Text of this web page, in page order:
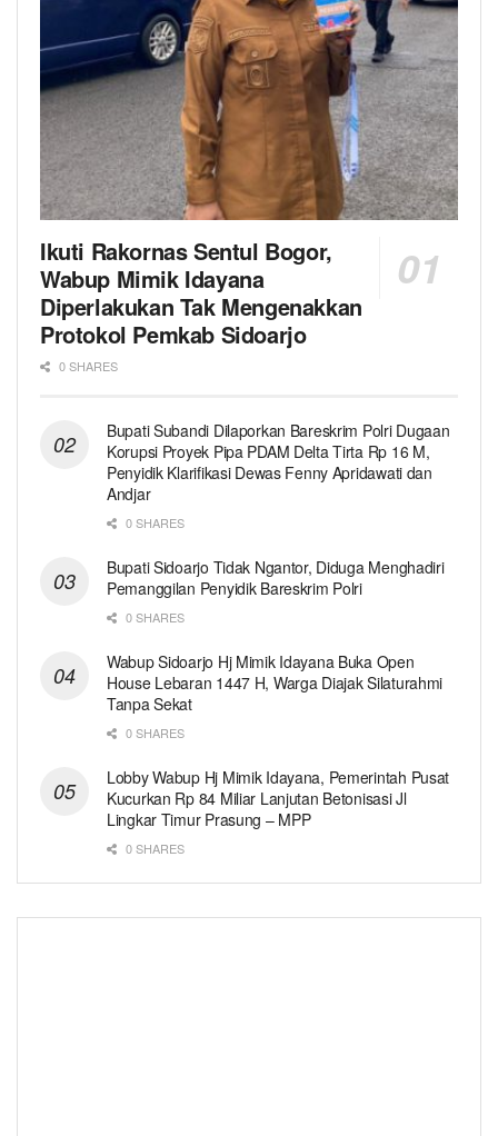
Ikuti Rakornas Sentul Bogor,
Wabup Mimik Idayana
Diperlakukan Tak Mengenakkan
Protokol Pemkab Sidoarjo
0 SHARES
Bupati Subandi Dilaporkan Bareskrim Polri Dugaan
Korupsi Proyek Pipa PDAM Delta Tirta Rp 16 M,
Penyidik Klarifikasi Dewas Fenny Apridawati dan
Andjar
0 SHARES
Bupati Sidoarjo Tidak Ngantor, Diduga Menghadiri
Pemanggilan Penyidik Bareskrim Polri
0 SHARES
Wabup Sidoarjo Hj Mimik Idayana Buka Open
House Lebaran 1447 H, Warga Diajak Silaturahmi
Tanpa Sekat
0 SHARES
Lobby Wabup Hj Mimik Idayana, Pemerintah Pusat
Kucurkan Rp 84 Miliar Lanjutan Betonisasi Jl
Lingkar Timur Prasung – MPP
0 SHARES